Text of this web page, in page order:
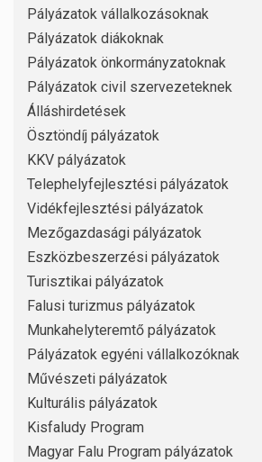
Pályázatok vállalkozásoknak
Pályázatok diákoknak
Pályázatok önkormányzatoknak
Pályázatok civil szervezeteknek
Álláshirdetések
Ösztöndíj pályázatok
KKV pályázatok
Telephelyfejlesztési pályázatok
Vidékfejlesztési pályázatok
Mezőgazdasági pályázatok
Eszközbeszerzési pályázatok
Turisztikai pályázatok
Falusi turizmus pályázatok
Munkahelyteremtő pályázatok
Pályázatok egyéni vállalkozóknak
Művészeti pályázatok
Kulturális pályázatok
Kisfaludy Program
Magyar Falu Program pályázatok